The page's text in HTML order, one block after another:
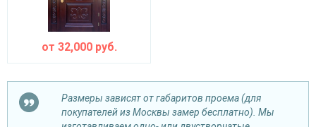
от 32,000руб.
Размеры зависят от габаритов проема (для
покупателей из Москвы замер бесплатно). Мы